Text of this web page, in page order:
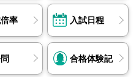
ビジョナル、日立ソリ
、住友商事、エン・ジ
技術センター、県職員
率 入試日程
合格体験記